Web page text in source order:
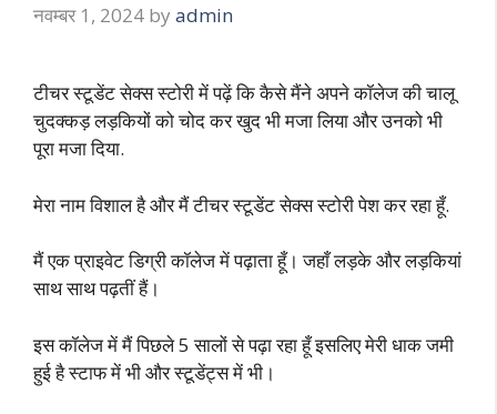
नवम्बर 1, 2024 by admin
टीचर स्टूडेंट सेक्स स्टोरी में पढ़ें कि कैसे मैंने अपने कॉलेज की चालू
चुदक्कड़ लड़कियों को चोद कर खुद भी मजा लिया और उनको भी
पूरा मजा दिया.
मेरा नाम विशाल है और मैं टीचर स्टूडेंट सेक्स स्टोरी पेश कर रहा हूँ.
मैं एक प्राइवेट डिग्री कॉलेज में पढ़ाता हूँ। जहाँ लड़के और लड़कियां
साथ साथ पढ़तीं हैं।
इस कॉलेज में मैं पिछले 5 सालों से पढ़ा रहा हूँ इसलिए मेरी धाक जमी
हुई है स्टाफ में भी और स्टूडेंट्स में भी।